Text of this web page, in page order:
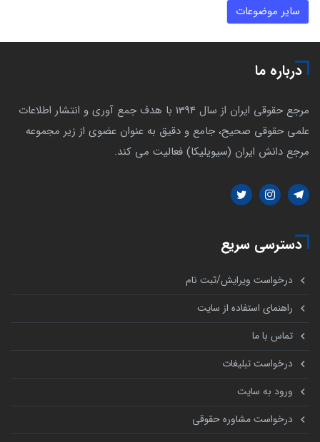
سایر موضوعات
درباره ما
مرجع حقوقی ایران از سال 1394 با هدف جمع آوری و انتشار اطلاعات
علمی حقوقی صحیح، جامع و دقیق به عنوان عضوی از زیر مجموعه
مرجع دانش ایران (سیویلیکا) فعالیت می کند.
دسترسی سریع
درخواست ویرایش/ثبت نام
راهنمای استفاده از سایت
تماس با ما
درخواست تبلیغات
ورود به سایت
درخواست مشاوره حقوقی